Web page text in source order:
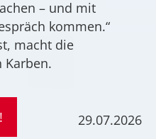
– und mit
kommen.“
macht die
Karben.
29.07.2026